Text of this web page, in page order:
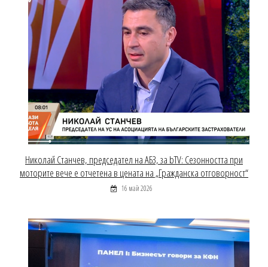
Николай Станчев, председател на АБЗ, за bTV: Сезонността при
моторите вече е отчетена в цената на „Гражданска отговорност“
16 май 2026